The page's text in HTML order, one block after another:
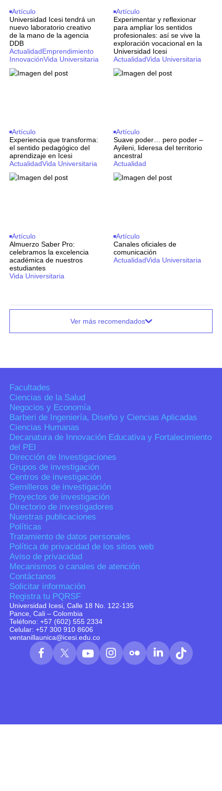
Artículo
Universidad Icesi tendrá un
nuevo laboratorio creativo
de la mano de la agencia
DDB
ActualidadEmprendimiento
InnovaciónVida Universitaria
Artículo
Experimentar y reflexionar
para ampliar los sentidos
profesionales: así se vive la
exploración vocacional en la
Universidad Icesi
ActualidadVida Universitaria
Artículo
Experiencia que transforma:
el sentido pedagógico del
aprendizaje en Icesi
ActualidadVida Universitaria
Artículo
Suave poder… pero poder –
Ayileni, lideresa del territorio
ancestral
Actualidad
Artículo
Almuerzo Saber Pro:
celebramos la excelencia
académica de nuestros
estudiantes
Vida Universitaria
Artículo
Canales oficiales de
comunicación
ActualidadVida Universitaria
Ver más recomendados
Universidad Icesi, Calle 18 No. 122-135
Pance, Cali – Colombia
Teléfono: +57 (602) 555 2334
Celular: +57 300 910 8606
ventanillaunica@icesi.edu.co
Facultades
Ciencias de la Salud
Negocios y Economía
Barberi de Ingeniería, Diseño y Ciencias Aplicadas
Ciencias Humanas
Decanatura de Innovación Educativa y Fortalecimiento
del PEI
Dirección de Investigaciones
Grupos de investigación
Centros de investigación
Semilleros de investigación
Proyectos de investigación
Directorio de investigadores
Nuestras publicaciones
Políticas
Tratamiento de datos personales
Política de privacidad de los sitios web
Aviso de privacidad
Mecanismos o canales de atención
Contáctanos
Solicitar información
Registra tu PQRSF